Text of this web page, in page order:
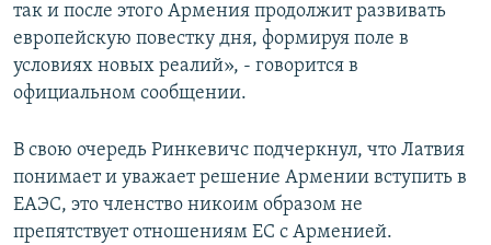
так и после этого Армения продолжит развивать
европейскую повестку дня, формируя поле в
условиях новых реалий», - говорится в
официальном сообщении.
В свою очередь Ринкевичс подчеркнул, что Латвия
понимает и уважает решение Армении вступить в
ЕАЭС, это членство никоим образом не
препятствует отношениям ЕС с Арменией.